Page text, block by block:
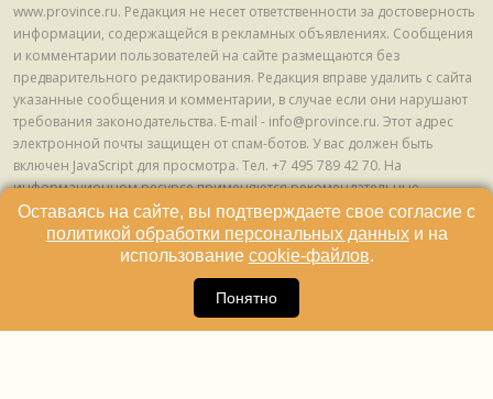
www.province.ru. Редакция не несет ответственности за достоверность
информации, содержащейся в рекламных объявлениях. Сообщения
и комментарии пользователей на сайте размещаются без
предварительного редактирования. Редакция вправе удалить с сайта
указанные сообщения и комментарии, в случае если они нарушают
требования законодательства. E-mail - info@province.ru. Этот адрес
электронной почты защищен от спам-ботов. У вас должен быть
включен JavaScript для просмотра. Tел. +7 495 789 42 70. На
информационном ресурсе применяются рекомендательные
технологии (информационные технологии предоставления
информации на основе сбора, систематизации и анализа сведений,
относящихся к предпочтениям пользователей сети "Интернет",
находящихся на территории Российской Федерации) © ООО ИД
Оставаясь на сайте, вы подтверждаете свое согласие с
политикой обработки персональных данныхи на
использование cookie-файлов.
Понятно